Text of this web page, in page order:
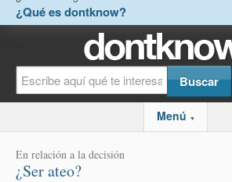
¿Qué es dontknow?
Menú ▼
En relación a la decisión
¿Ser ateo?